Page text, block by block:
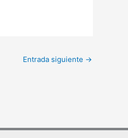
Entrada siguiente →